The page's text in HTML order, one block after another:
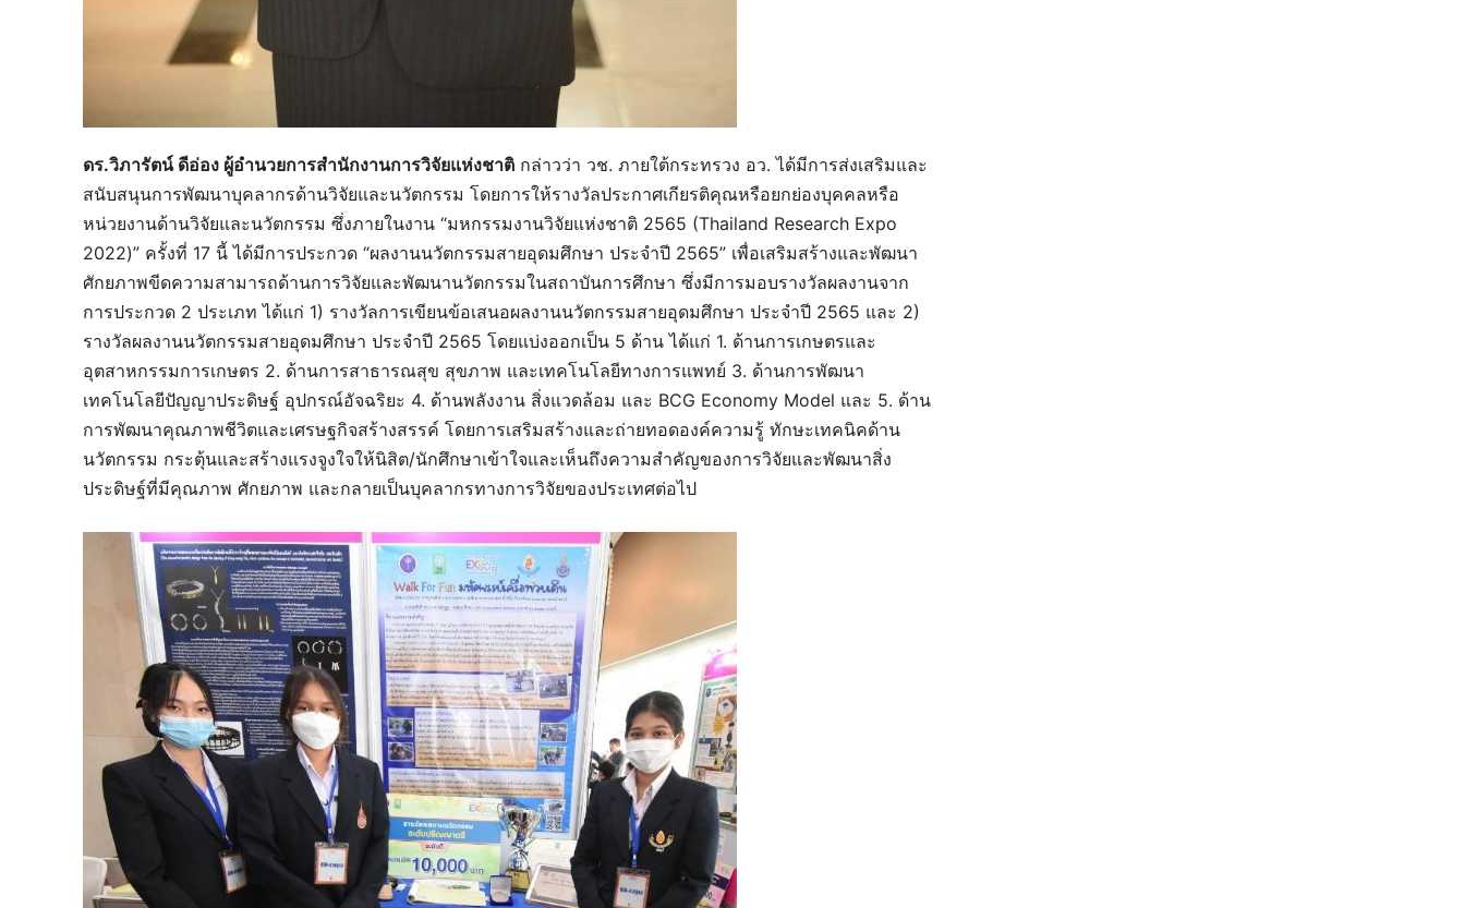
ดร.วิภารัตน์ ดีอ่อง ผู้อำนวยการสำนักงานการวิจัยแห่งชาติ กล่าวว่า วช. ภายใต้กระทรวง อว. ได้มีการส่งเสริมและ
สนับสนุนการพัฒนาบุคลากรด้านวิจัยและนวัตกรรม โดยการให้รางวัลประกาศเกียรติคุณหรือยกย่องบุคคลหรือ
หน่วยงานด้านวิจัยและนวัตกรรม ซึ่งภายในงาน “มหกรรมงานวิจัยแห่งชาติ 2565 (Thailand Research Expo
2022)” ครั้งที่ 17 นี้ ได้มีการประกวด “ผลงานนวัตกรรมสายอุดมศึกษา ประจำปี 2565” เพื่อเสริมสร้างและพัฒนา
ศักยภาพขีดความสามารถด้านการวิจัยและพัฒนานวัตกรรมในสถาบันการศึกษา ซึ่งมีการมอบรางวัลผลงานจาก
การประกวด 2 ประเภท ได้แก่ 1) รางวัลการเขียนข้อเสนอผลงานนวัตกรรมสายอุดมศึกษา ประจำปี 2565 และ 2)
รางวัลผลงานนวัตกรรมสายอุดมศึกษา ประจำปี 2565 โดยแบ่งออกเป็น 5 ด้าน ได้แก่ 1. ด้านการเกษตรและ
อุตสาหกรรมการเกษตร 2. ด้านการสาธารณสุข สุขภาพ และเทคโนโลยีทางการแพทย์ 3. ด้านการพัฒนา
เทคโนโลยีปัญญาประดิษฐ์ อุปกรณ์อัจฉริยะ 4. ด้านพลังงาน สิ่งแวดล้อม และ BCG Economy Model และ 5. ด้าน
การพัฒนาคุณภาพชีวิตและเศรษฐกิจสร้างสรรค์ โดยการเสริมสร้างและถ่ายทอดองค์ความรู้ ทักษะเทคนิคด้าน
นวัตกรรม กระตุ้นและสร้างแรงจูงใจให้นิสิต/นักศึกษาเข้าใจและเห็นถึงความสำคัญของการวิจัยและพัฒนาสิ่ง
ประดิษฐ์ที่มีคุณภาพ ศักยภาพ และกลายเป็นบุคลากรทางการวิจัยของประเทศต่อไป